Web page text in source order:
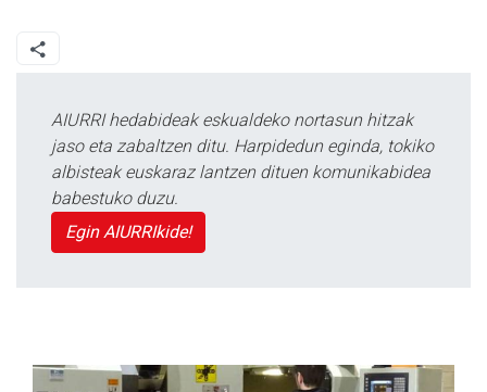
AIURRI hedabideak eskualdeko nortasun hitzak
jaso eta zabaltzen ditu. Harpidedun eginda, tokiko
albisteak euskaraz lantzen dituen komunikabidea
babestuko duzu.
Egin AIURRIkide!